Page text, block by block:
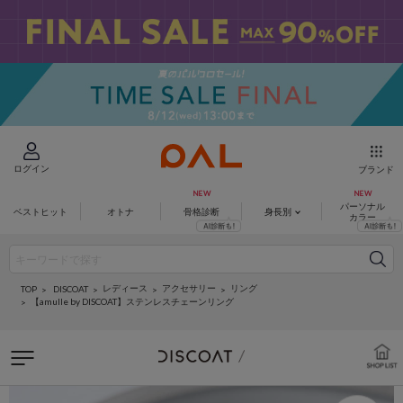
ログイン ブランド
ベストヒット オトナ 骨格診断 身長別
パーソナル
カラー
TOP DISCOAT レディース アクセサリー
リング
【amulle by DISCOAT】ステンレスチェーンリング